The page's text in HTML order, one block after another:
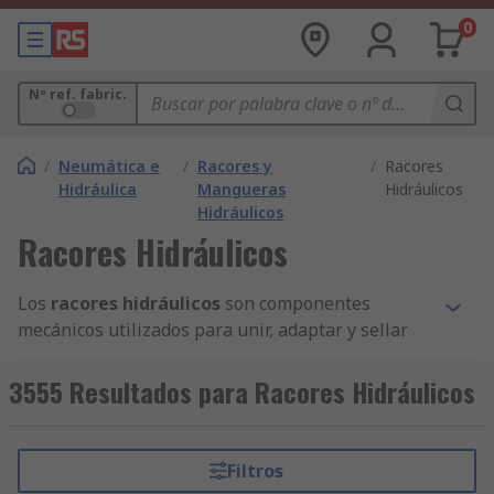
0
Nº ref. fabric.
/ Neumática e
Hidráulica
/ Racores y
Mangueras
Hidráulicos
/ Racores
Hidráulicos
Racores Hidráulicos
Los racores hidráulicos son componentes
mecánicos utilizados para unir, adaptar y sellar
función principal es conectar mangueras,
tuberías y accesorios con el fin de mantener la
altas presiones y condiciones exigentes.
3555 Resultados para Racores Hidráulicos
Filtros